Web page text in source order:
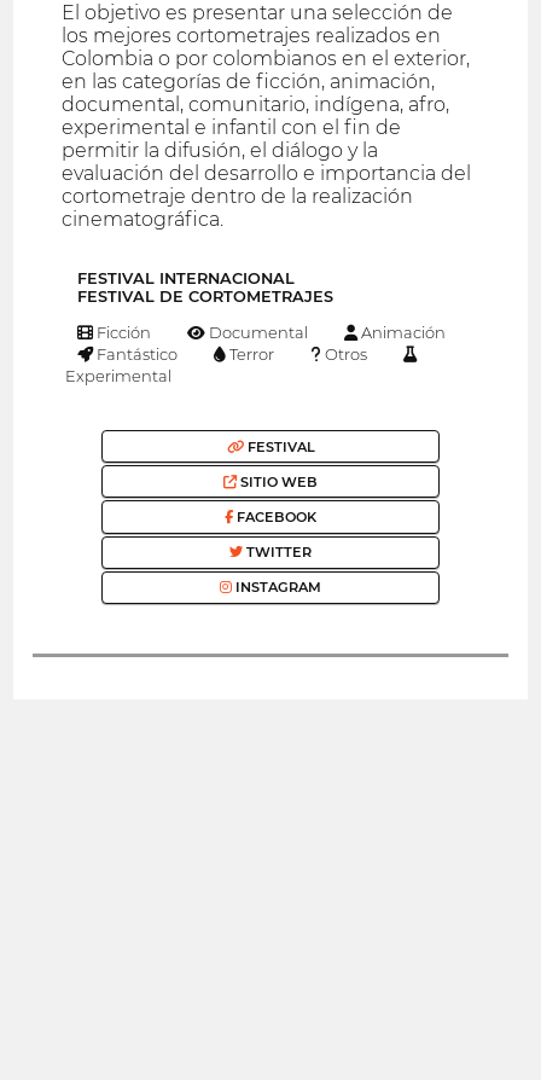
El objetivo es presentar una selección de
los mejores cortometrajes realizados en
Colombia o por colombianos en el exterior,
en las categorías de ficción, animación,
documental, comunitario, indígena, afro,
experimental e infantil con el fin de
permitir la difusión, el diálogo y la
evaluación del desarrollo e importancia del
cortometraje dentro de la realización
cinematográfica.
FESTIVAL INTERNACIONAL
FESTIVAL DE CORTOMETRAJES
Ficción Documental
Animación
Fantástico
Terror
Otros
Experimental
FESTIVAL
SITIO WEB
FACEBOOK
TWITTER
INSTAGRAM